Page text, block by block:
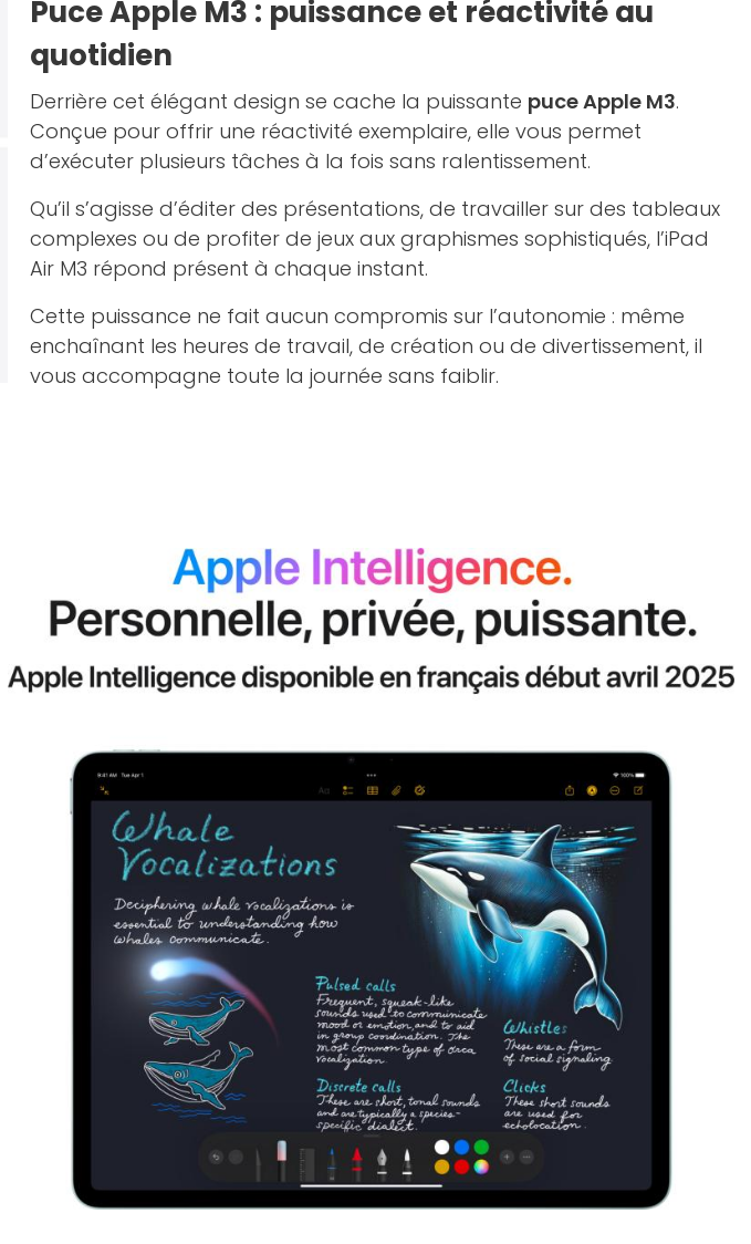
Puce Apple M3 : puissance et réactivité au
quotidien
Derrière cet élégant design se cache la puissante puce Apple M3.
Conçue pour offrir une réactivité exemplaire, elle vous permet
d’exécuter plusieurs tâches à la fois sans ralentissement.
Qu’il s’agisse d’éditer des présentations, de travailler sur des tableaux
complexes ou de profiter de jeux aux graphismes sophistiqués, l’iPad
Air M3 répond présent à chaque instant.
Cette puissance ne fait aucun compromis sur l’autonomie : même
enchaînant les heures de travail, de création ou de divertissement, il
vous accompagne toute la journée sans faiblir.